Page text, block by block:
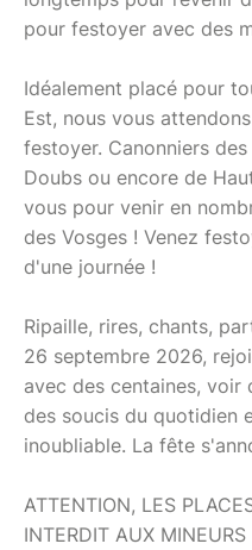
pour festoyer avec des
Idéalement placé pour
Est, nous vous
festoyer. Canonniers
Doubs ou encore de
vous pour venir en
des Vosges ! Venez
d'une journée !
Ripaille, rires, chants,
26 septembre 2026,
avec des centaines, voir
des soucis du quotidien
inoubliable. La fête
ATTENTION, LES
INTERDIT AUX